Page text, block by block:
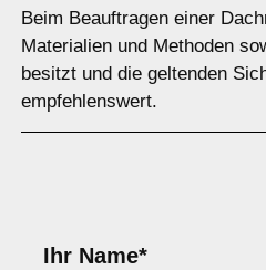
Beim Beauftragen einer
Materialien und Methoden
besitzt und die geltenden
empfehlenswert.
Ihr Name*